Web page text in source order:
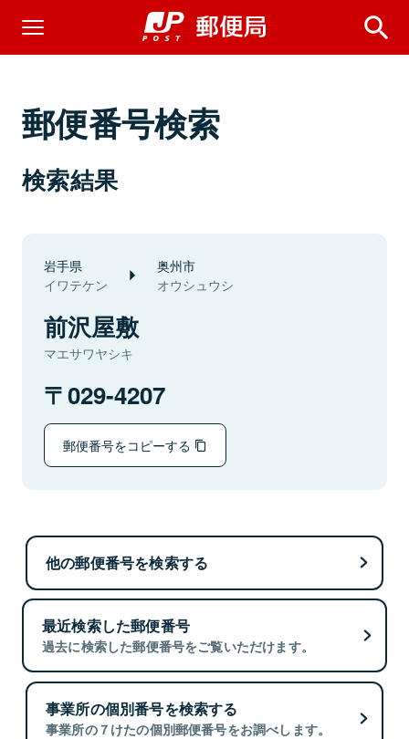
郵便番号検索
検索結果
岩手県
イワテケン
奥州市
オウシュウシ
前沢屋敷
マエサワヤシキ
029-4207
郵便番号をコピーする
他の郵便番号を検索する
最近検索した郵便番号
過去に検索した郵便番号をご覧いただけます。
事業所の個別番号を検索する
事業所の７けたの個別郵便番号をお調べします。